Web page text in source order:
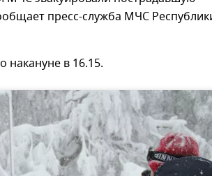
пресс-служба МЧС
накануне в 16.15.